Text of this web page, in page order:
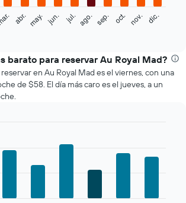
abr. may. jun. jul. ago. sep. oct. nov. dic.
barato para reservar Au Royal Mad?
en Au Royal Mad es el viernes, con una
de $58. El día más caro es el jueves, a un